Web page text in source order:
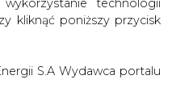
kliknąć poniższy przycisk
S.A Wydawca portalu
i VI z nowoczesnymi kotłami
rozsądną rezerwę na
szczytowe. W tej